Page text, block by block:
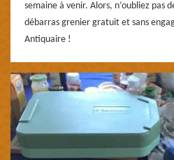
semaine à venir. Alors, n’oubliez pas
débarras grenier gratuit et sans
Antiquaire !